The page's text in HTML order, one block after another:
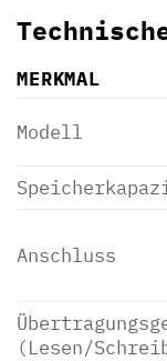
MERKMAL
Modell
Anschluss
(Lesen/